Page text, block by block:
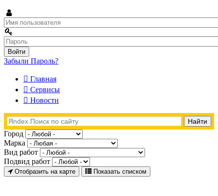
Забыли Пароль?
Главная
Сервисы
Новости
Город
Марка
Вид работ
Подвид работ
Отобразить на карте Показать списком